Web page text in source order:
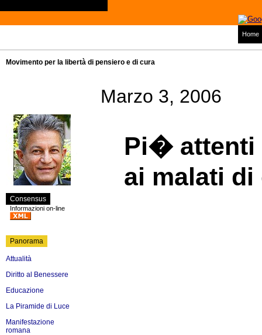
Home
Movimento per la libertà di pensiero e di cura
Consensus
Informazioni on-line
Panorama
Attualità
Diritto al Benessere
Educazione
La Piramide di Luce
Manifestazione
romana
Marzo 3, 2006
Pi� attenti
ai malati di